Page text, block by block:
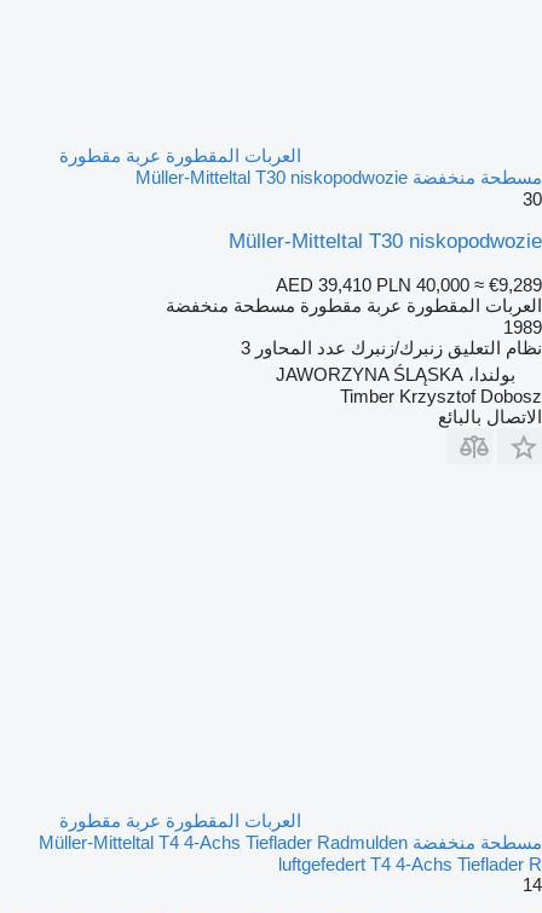
العربات المقطورة عربة مقطورة
مسطحة منخفضة Müller-Mitteltal T30 niskopodwozie
30
Müller-Mitteltal T30 niskopodwozie
AED 39,410 PLN 40,000 ≈ €9,289
العربات المقطورة عربة مقطورة مسطحة منخفضة
1989
نظام التعليق زنبرك/زنبرك عدد المحاور 3
بولندا، JAWORZYNA ŚLĄSKA
Timber Krzysztof Dobosz
الاتصال بالبائع
العربات المقطورة عربة مقطورة
مسطحة منخفضة Müller-Mitteltal T4 4-Achs Tieflader Radmulden
luftgefedert T4 4-Achs Tieflader R
14